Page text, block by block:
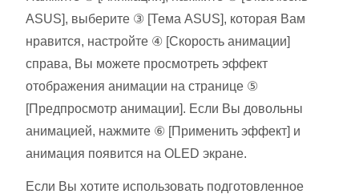
ASUS], выберите ③ [Тема ASUS], которая Вам
нравится, настройте ④ [Скорость анимации]
справа, Вы можете просмотреть эффект
отображения анимации на странице ⑤
[Предпросмотр анимации]. Если Вы довольны
анимацией, нажмите ⑥ [Применить эффект] и
анимация появится на OLED экране.
Если Вы хотите использовать подготовленное